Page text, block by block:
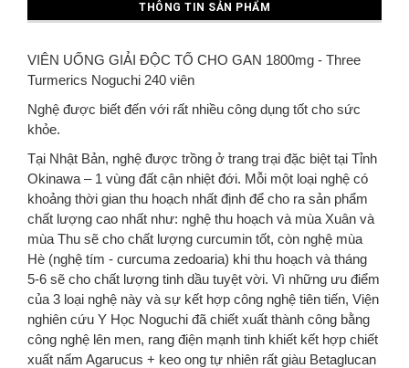
THÔNG TIN SẢN PHẨM
VIÊN UỐNG GIẢI ĐỘC TỐ CHO GAN 1800mg - Three
Turmerics Noguchi 240 viên
Nghệ được biết đến với rất nhiều công dụng tốt cho sức
khỏe.
Tại Nhật Bản, nghệ được trồng ở trang trại đặc biệt tại Tỉnh
Okinawa – 1 vùng đất cận nhiệt đới. Mỗi một loại nghệ có
khoảng thời gian thu hoạch nhất định để cho ra sản phẩm
chất lượng cao nhất như: nghệ thu hoạch và mùa Xuân và
mùa Thu sẽ cho chất lượng curcumin tốt, còn nghệ mùa
Hè (nghệ tím - curcuma zedoaria) khi thu hoạch và tháng
5-6 sẽ cho chất lượng tinh dầu tuyệt vời. Vì những ưu điểm
của 3 loại nghệ này và sự kết hợp công nghệ tiên tiến, Viện
nghiên cứu Y Học Noguchi đã chiết xuất thành công bằng
công nghệ lên men, rang điện mạnh tinh khiết kết hợp chiết
xuất nấm Agarucus + keo ong tự nhiên rất giàu Betaglucan